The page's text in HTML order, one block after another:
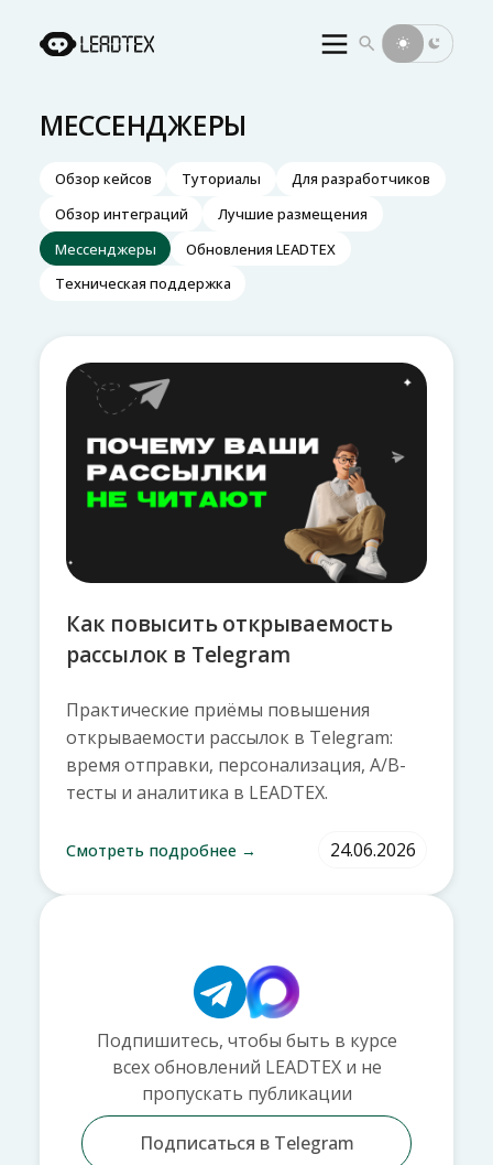
Инициализация поиска
БЛОГ LEADTEX —
МЕССЕНДЖЕРЫ
Обзор кейсов Туториалы
Для разработчиков
Обзор интеграций
Лучшие размещения
Мессенджеры
Обновления LEADTEX
Техническая поддержка
Как повысить открываемость
рассылок в Telegram
Практические приёмы повышения
открываемости рассылок в Telegram:
время отправки, персонализация, A/B-
тесты и аналитика в LEADTEX.
Смотреть подробнее → 24.06.2026
Подпишитесь, чтобы быть в курсе
всех обновлений LEADTEX и не
пропускать публикации
Подписаться в Telegram